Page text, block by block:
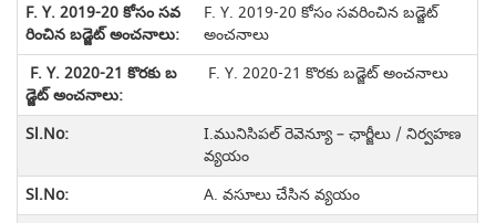
F. Y. 2019-20 కోసం సవరించిన బడ్జెట్
అంచనాలు
F. Y. 2020-21 కొరకు బడ్జెట్ అంచనాలు
I.మునిసిపల్ రెవెన్యూ – ఛార్జీలు / నిర్వహణ
వ్యయం
A. వసూలు చేసిన వ్యయం